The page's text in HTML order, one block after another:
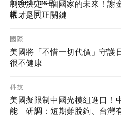
制度決定一個國家的未來！
權才是真正關鍵
國際
美國將「不惜一切代價」守護
很不健康
科技
美國擬限制中國光模組進口！
能 研調：短期難脫鉤、台灣